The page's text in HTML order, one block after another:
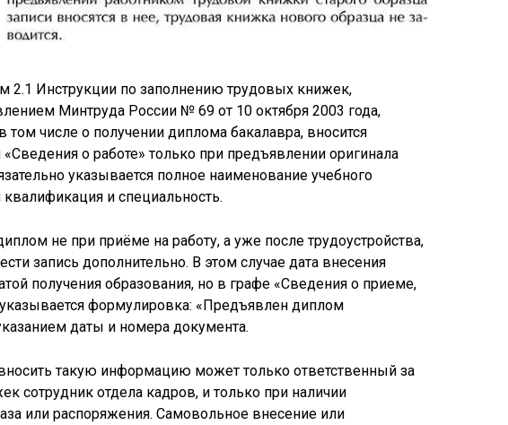
2.1 Инструкции по заполнению трудовых книжек,
Минтруда России № 69 от 10 октября 2003 года,
том числе о получении диплома бакалавра, вносится
о работе» только при предъявлении оригинала
указывается полное наименование учебного
и специальность.
не при приёме на работу, а уже после трудоустройства,
запись дополнительно. В этом случае дата внесения
получения образования, но в графе «Сведения о приеме,
формулировка: «Предъявлен диплом
даты и номера документа.
такую информацию может только ответственный за
сотрудник отдела кадров, и только при наличии
или распоряжения. Самовольное внесение или